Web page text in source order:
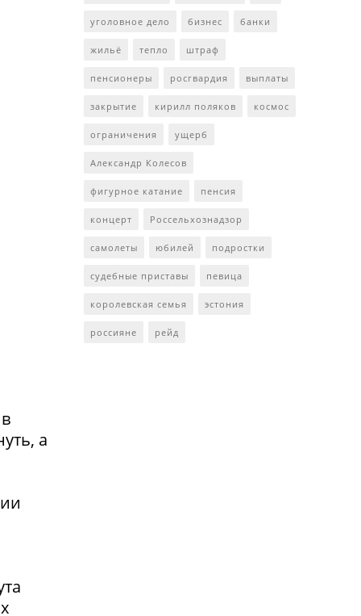
а
уголовное дело бизнес банки
жильё тепло штраф
пенсионеры росгвардия выплаты
закрытие кирилл поляков космос
ограничения ущерб
Александр Колесов
фигурное катание пенсия
концерт Россельхознадзор
самолеты юбилей подростки
судебные приставы певица
королевская семья эстония
россияне рейд